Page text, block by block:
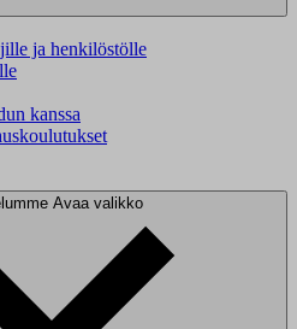
ja henkilöstölle
kanssa
Avaa valikko